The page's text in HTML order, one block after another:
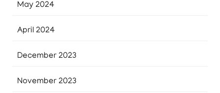
May 2024
April 2024
December 2023
November 2023